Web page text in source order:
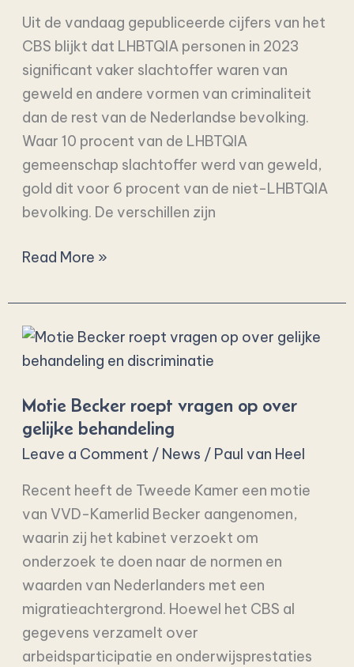
Uit de vandaag gepubliceerde cijfers van het
CBS blijkt dat LHBTQIA personen in 2023
significant vaker slachtoffer waren van
geweld en andere vormen van criminaliteit
dan de rest van de Nederlandse bevolking.
Waar 10 procent van de LHBTQIA
gemeenschap slachtoffer werd van geweld,
gold dit voor 6 procent van de niet-LHBTQIA
bevolking. De verschillen zijn
Read More »
Motie Becker roept vragen op over
gelijke behandeling
Leave a Comment / News / Paul van Heel
Recent heeft de Tweede Kamer een motie
van VVD-Kamerlid Becker aangenomen,
waarin zij het kabinet verzoekt om
onderzoek te doen naar de normen en
waarden van Nederlanders met een
migratieachtergrond. Hoewel het CBS al
gegevens verzamelt over
arbeidsparticipatie en onderwijsprestaties
Motie
Becker
vragen
op
over